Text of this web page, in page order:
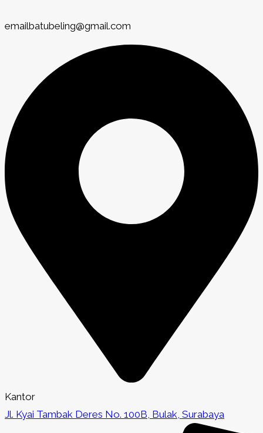
emailbatubeling@gmail.com
Kantor
Jl. Kyai Tambak Deres No. 100B, Bulak, Surabaya